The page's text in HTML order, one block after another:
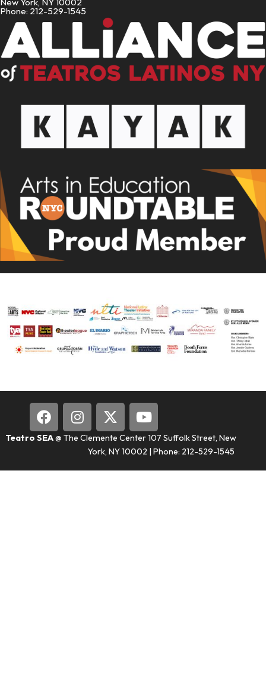
Phone: 212-529-1545
Teatro SEA@ The Clemente Center 107 Suffolk Street, New
York, NY 10002 | Phone: 212-529-1545